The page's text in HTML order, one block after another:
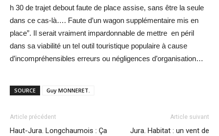
h 30 de trajet debout faute de place assise, sans être la seule
dans ce cas-là…. Faute d’un wagon supplémentaire mis en
place”. Il serait vraiment impardonnable de mettre en péril
dans sa viabilité un tel outil touristique populaire à cause
d’incompréhensibles erreurs ou négligences d’organisation…
SOURCE Guy MONNERET.
Article précédent
Haut-Jura. Longchaumois : Ça
Article suivant
Jura. Habitat : un vent de